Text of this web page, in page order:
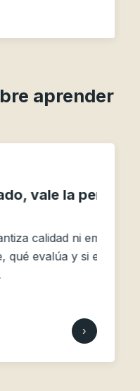
aprender
la pena»
ni empleo.
y si el
›